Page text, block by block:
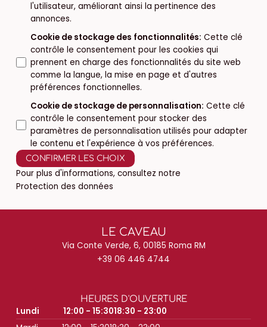
l'utilisateur, améliorant ainsi la pertinence des
annonces.
Cookie de stockage des fonctionnalités: Cette clé
contrôle le consentement pour les cookies qui
prennent en charge des fonctionnalités du site web
comme la langue, la mise en page et d'autres
préférences fonctionnelles.
Cookie de stockage de personnalisation: Cette clé
contrôle le consentement pour stocker des
paramètres de personnalisation utilisés pour adapter
le contenu et l'expérience à vos préférences.
CONFIRMER LES CHOIX
Pour plus d'informations, consultez notre
Protection des données
LE CAVEAU
Via Conte Verde, 6, 00185 Roma RM
+39 06 446 4744
HEURES D'OUVERTURE
Lundi 12:00 - 15:3018:30 - 23:00